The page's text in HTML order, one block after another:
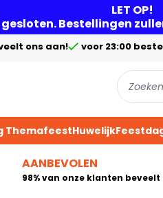
LET OP!
Bestellingen
ons aan! voor 23:00
ThemafeestHuwelijk
AANBEVOLEN
98% van onze klanten beveelt